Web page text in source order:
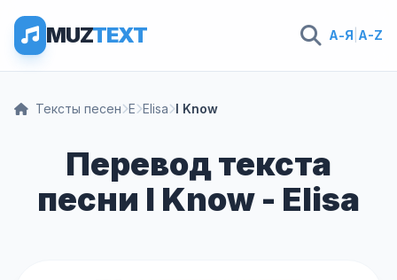
MUZTEXT А-Я A-Z
Тексты песен E Elisa I Know
Перевод текста
песни I Know - Elisa